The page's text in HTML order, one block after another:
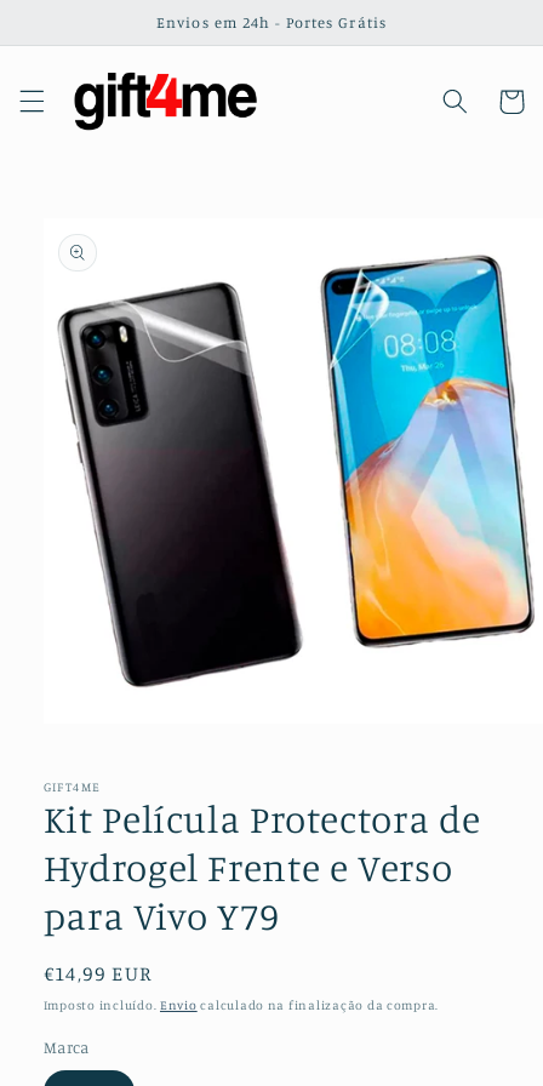
conteúdo
Envios em 24h - Portes Grátis
informação
do produto
1
modal
GIFT4ME
Kit Película Protectora de
Hydrogel Frente e Verso
para Vivo Y79
Preço
normal
€14,99 EUR
Imposto incluído. Envio calculado na finalização da compra.
Marca